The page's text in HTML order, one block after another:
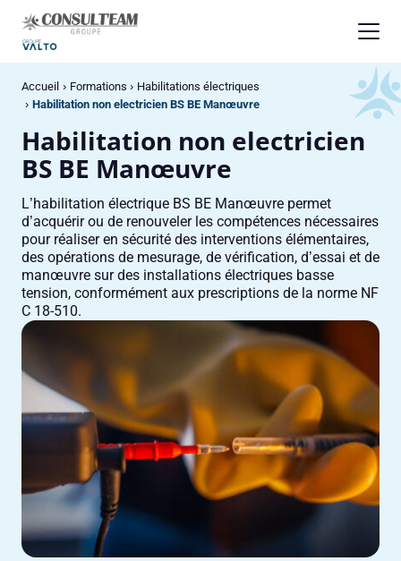
Accueil Formations
Habilitations électriques
Habilitation non electricien BS BE Manœuvre
Habilitation non electricien
BS BE Manœuvre
L’habilitation électrique BS BE Manœuvre permet
d’acquérir ou de renouveler les compétences nécessaires
pour réaliser en sécurité des interventions élémentaires,
des opérations de mesurage, de vérification, d’essai et de
manœuvre sur des installations électriques basse
tension, conformément aux prescriptions de la norme NF
C 18-510.
Panneau de gestion des cookies